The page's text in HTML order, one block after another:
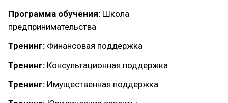
Программа обучения: Школа
предпринимательства
Тренинг: Финансовая поддержка
Тренинг: Консультационная поддержка
Тренинг: Имущественная поддержка